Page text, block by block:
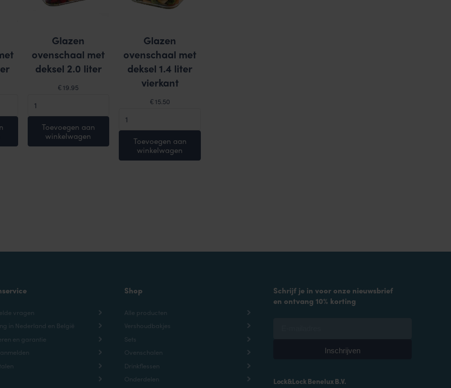
Glazen
ovenschaal met
deksel 2.0 liter
€ 19.95
deksel
2.0
Toevoegen aan
winkelwagen
Glazen
ovenschaal met
deksel 1.4 liter
vierkant
€ 15.50
deksel
1.4
Toevoegen aan
winkelwagen
vragen
in Nederland en België
en garantie
Shop
Alle producten
Vershoudbakjes
Sets
Ovenschalen
Drinkflessen
Onderdelen
Schrijf je in voor onze nieuwsbrief
en ontvang 10% korting
Lock&Lock Benelux B.V.